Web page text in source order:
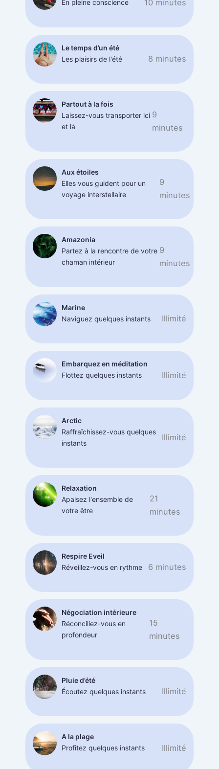
En pleine conscience 10 minutes
Le temps d’un été
Les plaisirs de l'été
8 minutes
Partout à la fois
Laissez-vous transporter ici
et là
9
minutes
Aux étoiles
Elles vous guident pour un
voyage interstellaire
9
minutes
Amazonia
Partez à la rencontre de votre
chaman intérieur
9
minutes
Marine
Naviguez quelques instants
Illimité
Embarquez en méditation
Flottez quelques instants
Illimité
Arctic
Raffraîchissez-vous quelques
instants
Illimité
Relaxation
Apaisez l'ensemble de
votre être
21
minutes
Respire Eveil
Réveillez-vous en rythme
6 minutes
Négociation intérieure
Réconciliez-vous en
profondeur
15
minutes
Pluie d’été
Écoutez quelques instants
Illimité
A la plage
Profitez quelques instants
Illimité